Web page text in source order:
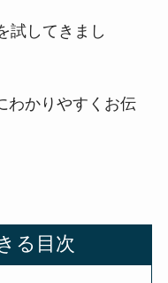
試してきまし
わかりやすくお伝
る目次